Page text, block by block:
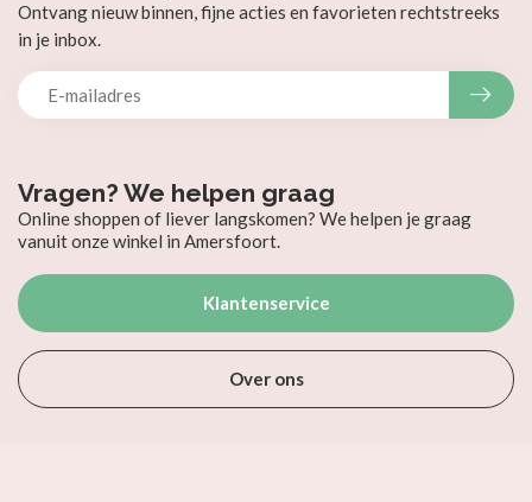
Vragen? We helpen graag
Online shoppen of liever langskomen? We helpen je graag
vanuit onze winkel in Amersfoort.
Klantenservice
Over ons
Ontvang nieuw binnen, fijne acties en favorieten rechtstreeks
in je inbox.